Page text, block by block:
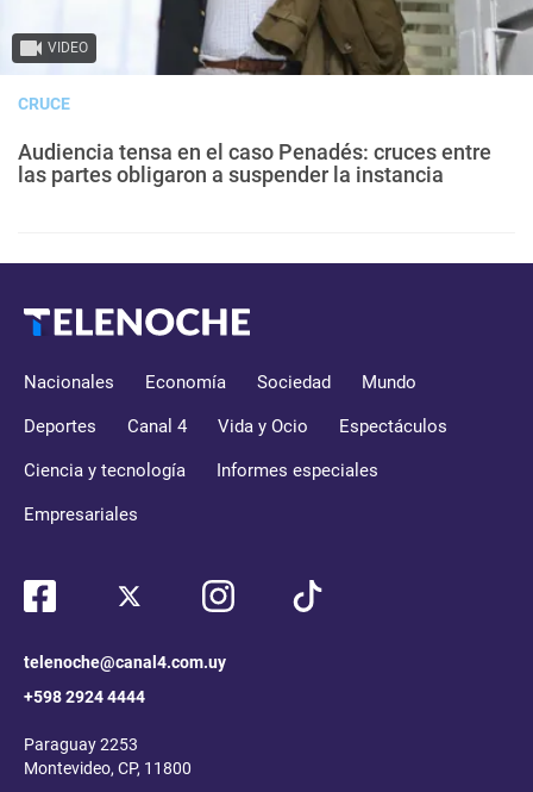
VIDEO
CRUCE
Audiencia tensa en el caso Penadés: cruces entre
las partes obligaron a suspender la instancia
Nacionales Economía Sociedad Mundo
Deportes Canal 4 Vida y Ocio Espectáculos
Ciencia y tecnología Informes especiales
Empresariales
telenoche@canal4.com.uy
+598 2924 4444
Paraguay 2253
Montevideo, CP, 11800